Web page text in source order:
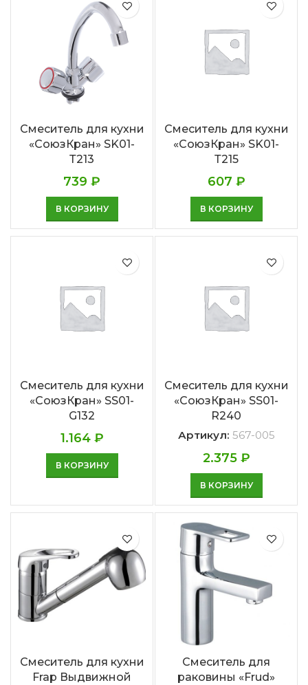
Смеситель для кухни
«СоюзКран» SK01-
Т213
739 ₽
В КОРЗИНУ
Смеситель для кухни
«СоюзКран» SK01-
Т215
607 ₽
В КОРЗИНУ
Смеситель для кухни
«СоюзКран» SS01-
G132
1.164 ₽
В КОРЗИНУ
Смеситель для кухни
«СоюзКран» SS01-
R240
Артикул: 567-005
2.375 ₽
В КОРЗИНУ
Смеситель для кухни
Frap Выдвижной
Смеситель для
раковины «Frud»